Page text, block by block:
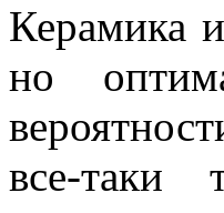
Керамика
но
все-таки